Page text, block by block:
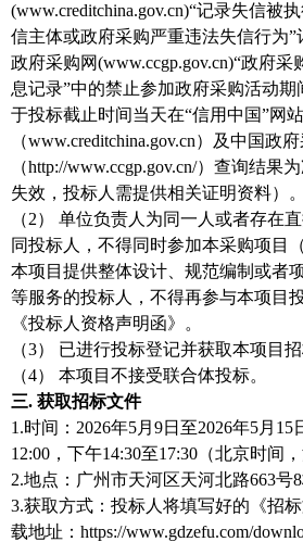
(www.creditchina.gov.cn)“记录失信被
信主体或政府采购严重违法失信行为”
政府采购网(www.ccgp.gov.cn)“政府
息记录”中的禁止参加政府采购活动
于投标截止时间当天在“信用中国”网站
（www.creditchina.gov.cn）及中国政
（http://www.ccgp.gov.cn/）查询结果
失效，投标人需提供相关证明资料）。
（2） 单位负责人为同一人或者存在
同投标人，不得同时参加本采购项目
本项目提供整体设计、规范编制或者
等服务的投标人，不得再参与本项目
《投标人资格声明函》。
（3） 已进行投标登记并获取本项目招
（4） 本项目不接受联合体投标。
三. 获取招标文件
1.时间：2026年5月9日至2026年5月15
12:00，下午14:30至17:30（北京时间
2.地点：广州市天河区天河北路663号
3.获取方式：投标人将填写好的《招
载地址：https://www.gdzefu.com/